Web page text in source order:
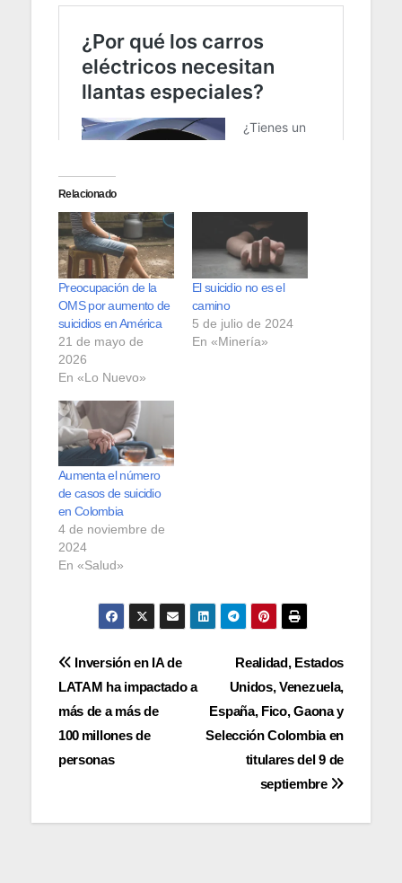
Relacionado
Preocupación de la
OMS por aumento de
suicidios en América
21 de mayo de
2026
En «Lo Nuevo»
El suicidio no es el
camino
5 de julio de 2024
En «Minería»
Aumenta el número
de casos de suicidio
en Colombia
4 de noviembre de
2024
En «Salud»
Navegación
de
entradas
Realidad, Estados
Unidos, Venezuela,
España, Fico, Gaona y
Selección Colombia en
titulares del 9 de
septiembre
Inversión en IA de
LATAM ha impactado a
más de a más de
100 millones de
personas